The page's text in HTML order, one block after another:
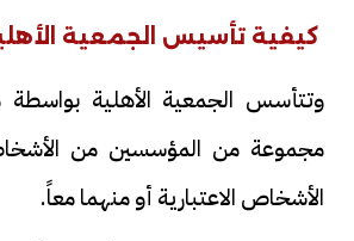
كيفية تأسيس الجمعية
وتتأسس الجمعية الأهلية
مجموعة من المؤسسين من
الأشخاص الاعتبارية أو منهما معاً.